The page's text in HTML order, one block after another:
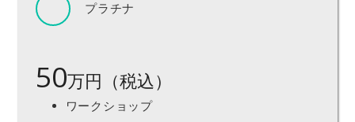
プラチナ
50万円（税込）
ワークショップ